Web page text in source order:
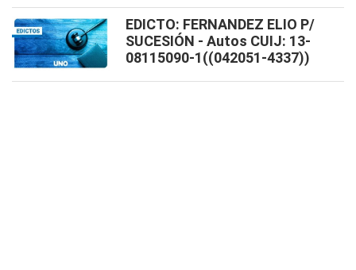
EDICTO: FERNANDEZ ELIO P/
SUCESIÓN - Autos CUIJ: 13-
08115090-1((042051-4337))